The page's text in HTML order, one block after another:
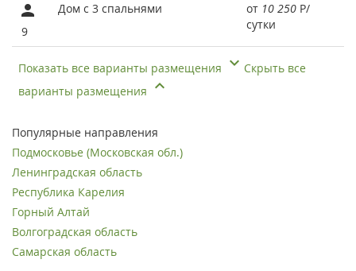
9
Дом с 3 спальнями от 10 250 Р/
сутки
Показать все варианты размещения
Скрыть все
варианты размещения
Популярные направления
Подмосковье (Московская обл.)
Ленинградская область
Республика Карелия
Горный Алтай
Волгоградская область
Самарская область